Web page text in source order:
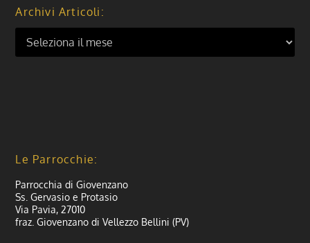
Archivi Articoli:
Le Parrocchie:
Parrocchia di Giovenzano
Ss. Gervasio e Protasio
Via Pavia, 27010
fraz. Giovenzano di Vellezzo Bellini (PV)